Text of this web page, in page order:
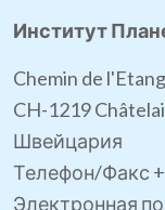
Институт
Chemin de
CH-1219
Швейцария
Телефон/Факс
Электронная